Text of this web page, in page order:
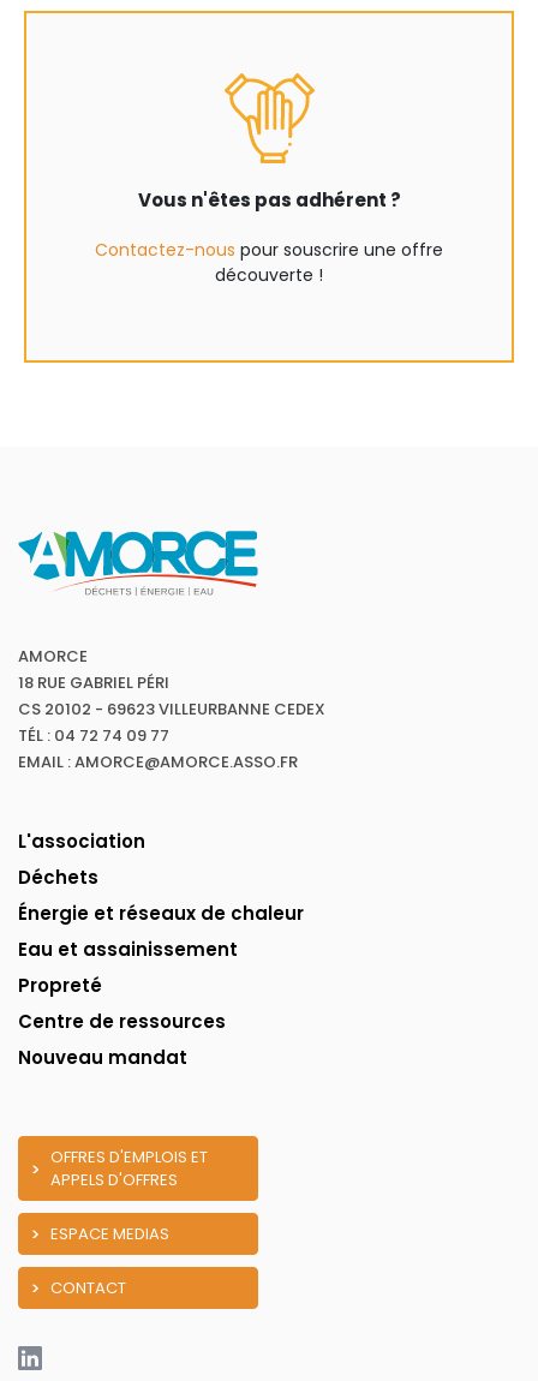
Vous n'êtes pas adhérent ?
Contactez-nous pour souscrire une offre
découverte !
AMORCE
18 RUE GABRIEL PÉRI
CS 20102 - 69623 VILLEURBANNE CEDEX
TÉL : 04 72 74 09 77
EMAIL : AMORCE@AMORCE.ASSO.FR
L'association
Déchets
Énergie et réseaux de chaleur
Eau et assainissement
Propreté
Centre de ressources
Nouveau mandat
OFFRES D'EMPLOIS ET
APPELS D'OFFRES
ESPACE MEDIAS
CONTACT